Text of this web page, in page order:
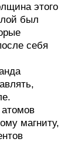
этого
был
себя
магниту,